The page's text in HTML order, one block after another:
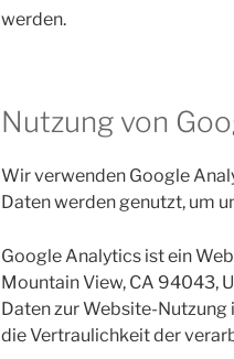
werden.
Nutzung von
Wir verwenden Google
Daten werden genutzt, um
Google Analytics ist ein
Mountain View, CA 94043,
Daten zur Website-
die Vertraulichkeit der